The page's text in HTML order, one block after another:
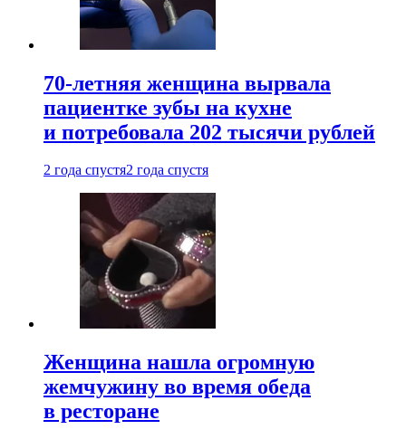
70-летняя женщина вырвала
пациентке зубы на кухне
и потребовала 202 тысячи рублей
2 года спустя2 года спустя
Женщина нашла огромную
жемчужину во время обеда
в ресторане